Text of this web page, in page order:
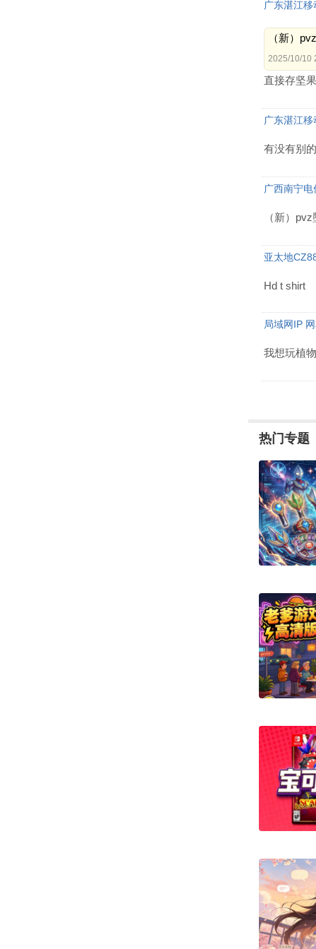
广东湛江
（新）
2025/10/10
直接存坚
广东湛江
有没有别
广西南宁
（新）
亚太地
Hd t shirt
局域网IP
我想玩植
热门专题